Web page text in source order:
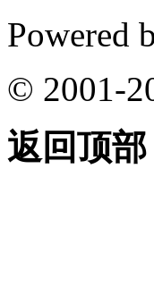
Powered
© 2001-
返回顶部